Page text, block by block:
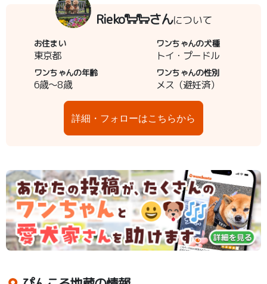
Rieko🐑🐑さんについて
お住まい
東京都
ワンちゃんの犬種
トイ・プードル
ワンちゃんの年齢
6歳～8歳
ワンちゃんの性別
メス（避妊済）
詳細・フォローはこちらから